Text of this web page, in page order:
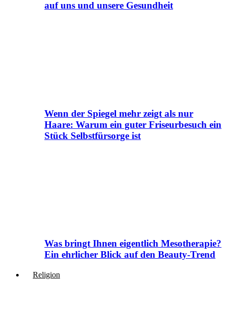
auf uns und unsere Gesundheit
Wenn der Spiegel mehr zeigt als nur
Haare: Warum ein guter Friseurbesuch ein
Stück Selbstfürsorge ist
Was bringt Ihnen eigentlich Mesotherapie?
Ein ehrlicher Blick auf den Beauty-Trend
Religion